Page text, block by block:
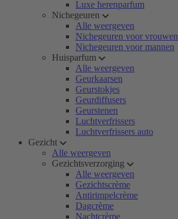
Luxe herenparfum
Nichegeuren
Alle weergeven
Nichegeuren voor vrouwen
Nichegeuren voor mannen
Huisparfum
Alle weergeven
Geurkaarsen
Geurstokjes
Geurdiffusers
Geurstenen
Luchtverfrissers
Luchtverfrissers auto
Gezicht
Alle weergeven
Gezichtsverzorging
Alle weergeven
Gezichtscrème
Antirimpelcrème
Dagcrème
Nachtcrème